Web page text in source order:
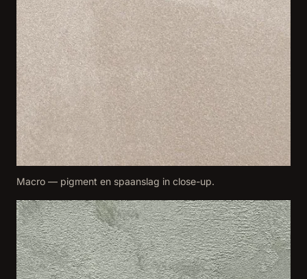
Macro — pigment en spaanslag in close-up.